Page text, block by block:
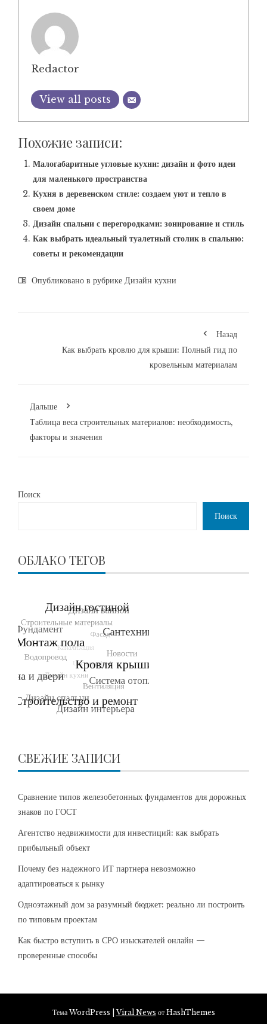
Redactor
View all posts
Похожие записи:
Малогабаритные угловые кухни: дизайн и фото идеи
для маленького пространства
Кухня в деревенском стиле: создаем уют и тепло в
своем доме
Дизайн спальни с перегородками: зонирование и стиль
Как выбрать идеальный туалетный столик в спальню:
советы и рекомендации
Опубликовано в рубрике Дизайн кухни
Назад
Как выбрать кровлю для крыши: Полный гид по
кровельным материалам
Дальше
Таблица веса строительных материалов: необходимость,
факторы и значения
Поиск
Поиск
ОБЛАКО ТЕГОВ
СВЕЖИЕ ЗАПИСИ
Сравнение типов железобетонных фундаментов для дорожных
знаков по ГОСТ
Агентство недвижимости для инвестиций: как выбрать
прибыльный объект
Почему без надежного ИТ партнера невозможно
адаптироваться к рынку
Одноэтажный дом за разумный бюджет: реально ли построить
по типовым проектам
Как быстро вступить в СРО изыскателей онлайн —
проверенные способы
Тема WordPress |Viral News от HashThemes